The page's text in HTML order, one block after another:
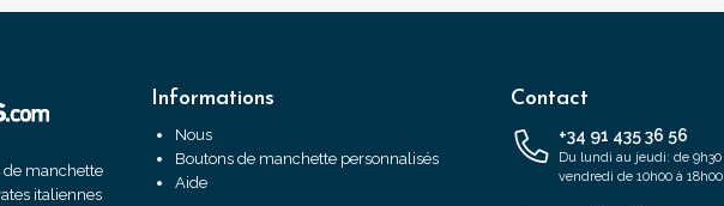
de manchette
italiennes
Informations
Nous
Boutons de manchette personnalisés
Aide
Contact
+34 91 435 36 56
Du lundi au jeudi: de 9h30
vendredi de 10h00 à 18h00